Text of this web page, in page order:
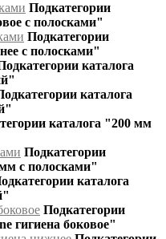
Подкатегории
с полосками"
Подкатегории
с полосками"
каталога
каталога
каталога "200 мм
Подкатегории
с полосками"
каталога
Подкатегории
гигиена боковое"